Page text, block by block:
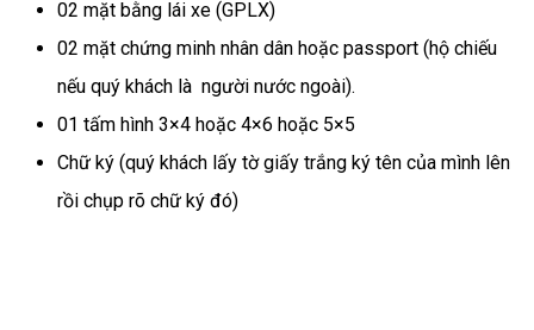
02 mặt bằng lái xe (GPLX)
02 mặt chứng minh nhân dân hoặc passport (hộ chiếu
nếu quý khách là người nước ngoài).
01 tấm hình 3×4 hoặc 4×6 hoặc 5×5
Chữ ký (quý khách lấy tờ giấy trắng ký tên của mình lên
rồi chụp rõ chữ ký đó)